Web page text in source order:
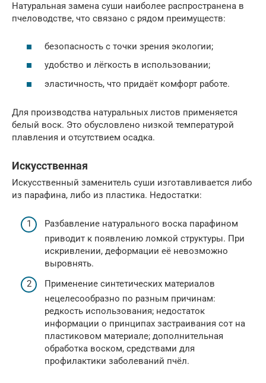
Натуральная замена суши наиболее распространена в
пчеловодстве, что связано с рядом преимуществ:
безопасность с точки зрения экологии;
удобство и лёгкость в использовании;
эластичность, что придаёт комфорт работе.
Для производства натуральных листов применяется
белый воск. Это обусловлено низкой температурой
плавления и отсутствием осадка.
Искусственная
Искусственный заменитель суши изготавливается либо
из парафина, либо из пластика. Недостатки:
Разбавление натурального воска парафином
приводит к появлению ломкой структуры. При
искривлении, деформации её невозможно
выровнять.
Применение синтетических материалов
нецелесообразно по разным причинам:
редкость использования; недостаток
информации о принципах застраивания сот на
пластиковом материале; дополнительная
обработка воском, средствами для
профилактики заболеваний пчёл.